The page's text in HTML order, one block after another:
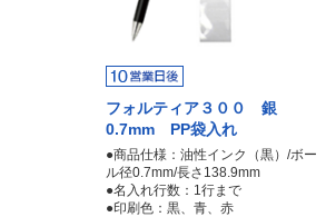
フォルティア３００ 銀
0.7mm PP袋入れ
●商品仕様：油性インク（黒）/ボー
ル径0.7mm/長さ138.9mm
●名入れ行数：1行まで
●印刷色：黒、青、赤